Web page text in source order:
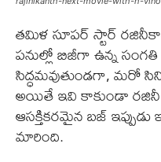
తమిళ సూపర్ స్టార్
పనుల్లో బిజీగా ఉన్న
సిద్ధమవుతుండగా, మరో
అయితే ఇవి కాకుండా రజినీ
ఆసక్తికరమైన బజ్
మారింది.